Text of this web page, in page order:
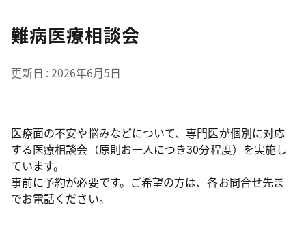
難病医療相談会
更新日 2026年6月5日
医療面の不安や悩みなどについて、専門医が個別に対応
する医療相談会（原則お一人につき30分程度）を実施し
ています。
事前に予約が必要です。ご希望の方は、各お問合せ先ま
でお電話ください。